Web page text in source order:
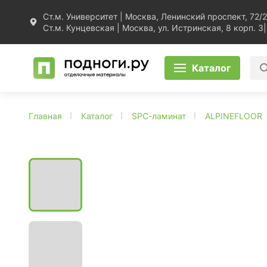
Ст.м. Университет | Москва, Ленинский проспект, 72/2
Ст.м. Кунцевская | Москва, ул. Истринская, 8 корп. 3
Каталог
Главная Каталог SPC-ламинат ALPINEFLOOR